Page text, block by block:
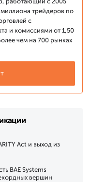
трейдеров по
с
и комиссиями от 1,50
чем на 700 рынках
Act и выход из
BAE Systems
вершин